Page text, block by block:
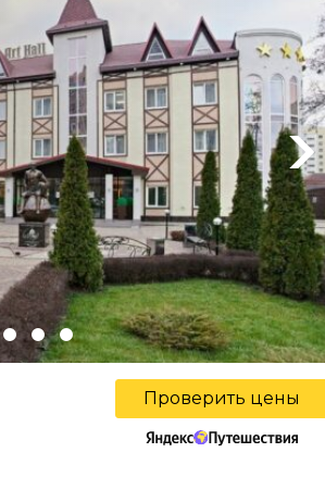
Next
Проверить цены